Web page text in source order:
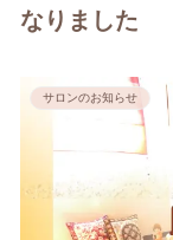
なりました
サロンのお知らせ